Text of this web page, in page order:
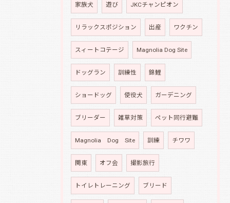
家族犬 遊び JKCチャンピオン
リラックスポジション 出産 ワクチン
スィートコテージ Magnolia Dog Site
ドッグラン 訓練性 錦鯉
ショードッグ 使役犬 ガーデニング
ブリーダー 雑草対策 ペット同行避難
Magnolia Dog Site 訓練 チワワ
関東 オフ会 撮影旅行
トイレトレーニング ブリード